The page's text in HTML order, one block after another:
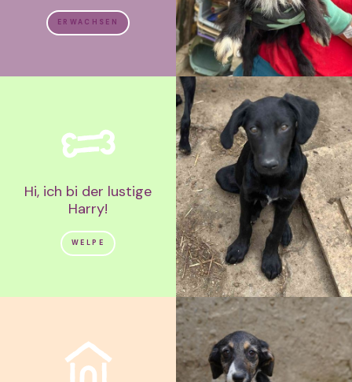
ERWACHSEN
Hi, ich bi der lustige
Harry!
WELPE